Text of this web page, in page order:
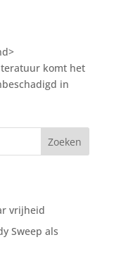
komt het
in
Zoeken
vrijheid
Sweep als